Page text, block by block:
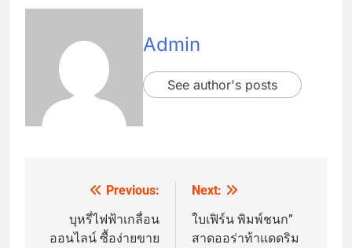
Admin
See author's posts
navigation
Previous:
บุหรี่ไฟฟ้าเกลื่อน
ออนไลน์ ซื้อง่ายขาย
Next:
ใบเฟิร์น พิมพ์ชนก”
สาดออร่าท้าแดดริม